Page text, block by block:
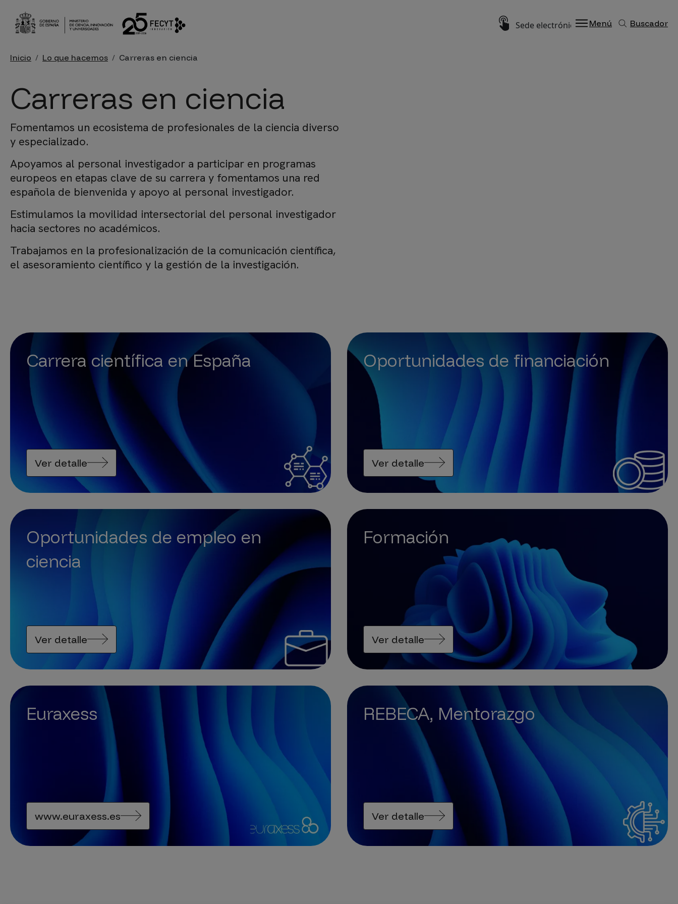
Menú
ImagenSede electrónica Buscador
Sobrescribir enlaces de ayuda a la navegación
Inicio Lo que hacemos Carreras en ciencia
Carreras en ciencia
Fomentamos un ecosistema de profesionales de la ciencia diverso
y especializado.
Apoyamos al personal investigador a participar en programas
europeos en etapas clave de su carrera y fomentamos una red
española de bienvenida y apoyo al personal investigador.
Estimulamos la movilidad intersectorial del personal investigador
hacia sectores no académicos.
Trabajamos en la profesionalización de la comunicación científica,
el asesoramiento científico y la gestión de la investigación.
Carrera científica en España
Ver detalle
Oportunidades de financiación
Ver detalle
Oportunidades de empleo en
ciencia
Ver detalle
Formación
Ver detalle
Euraxess
www.euraxess.es
REBECA, Mentorazgo
Ver detalle